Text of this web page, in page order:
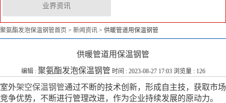
业界资讯
聚氨酯发泡保温钢管首页 > 新闻资讯 > 供暖管道用保温钢管
供暖管道用保温钢管
编辑 : 聚氨酯发泡保温钢管 时间 : 2023-08-27 17:03 浏览量 : 126
室外架空保温钢管通过不断的技术创新，形成自主技，获取市场
竞争优势，不断进行管理改进，作为企业持续发展的原动力。